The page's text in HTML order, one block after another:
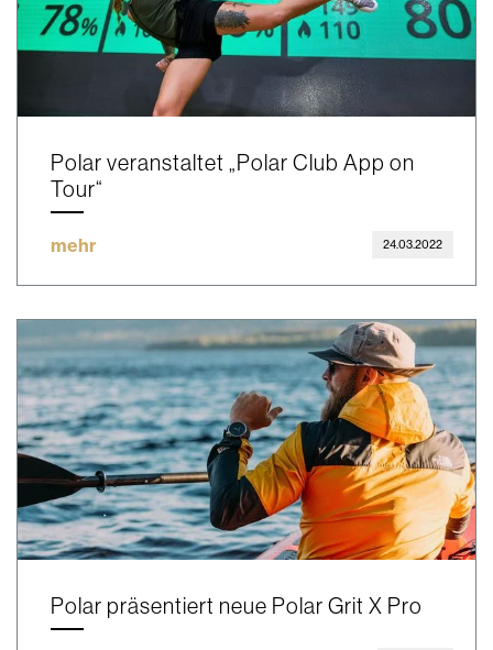
Polar veranstaltet „Polar Club App on
Tour“
mehr 24.03.2022
Polar präsentiert neue Polar Grit X Pro